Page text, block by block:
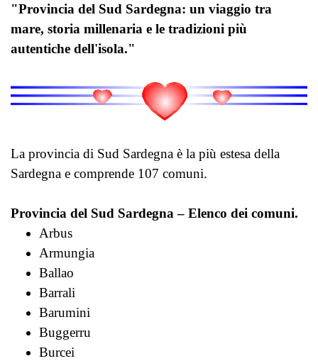
"Provincia del Sud Sardegna: un viaggio tra
mare, storia millenaria e le tradizioni più
autentiche dell'isola."
La provincia di Sud Sardegna è la più estesa della
Sardegna e comprende 107 comuni.
Provincia del Sud Sardegna – Elenco dei comuni.
Arbus
Armungia
Ballao
Barrali
Barumini
Buggerru
Burcei